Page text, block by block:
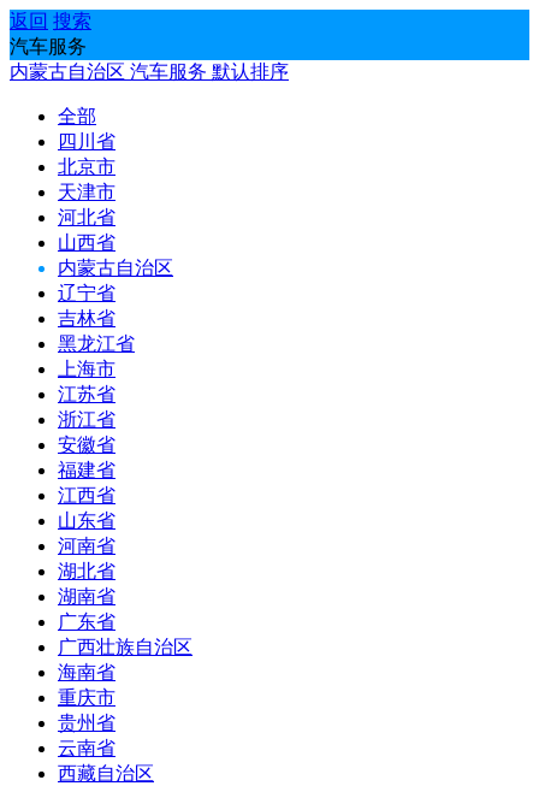
返回 搜索
汽车服务
内蒙古自治区 汽车服务 默认排序
全部
四川省
北京市
天津市
河北省
山西省
内蒙古自治区
辽宁省
吉林省
黑龙江省
上海市
江苏省
浙江省
安徽省
福建省
江西省
山东省
河南省
湖北省
湖南省
广东省
广西壮族自治区
海南省
重庆市
贵州省
云南省
西藏自治区